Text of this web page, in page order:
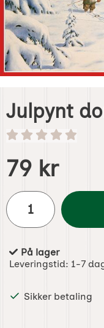
Julpynt
Handle dette
pris
79 kr
antall
På lager
Leveringstid: 1-7
Sikker betaling